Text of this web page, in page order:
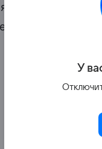
его подвижного
РФ Владимира
У